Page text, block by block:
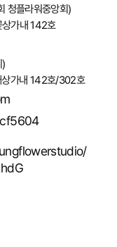
플라워중앙회)
가내 142호
상가내 142호/302호